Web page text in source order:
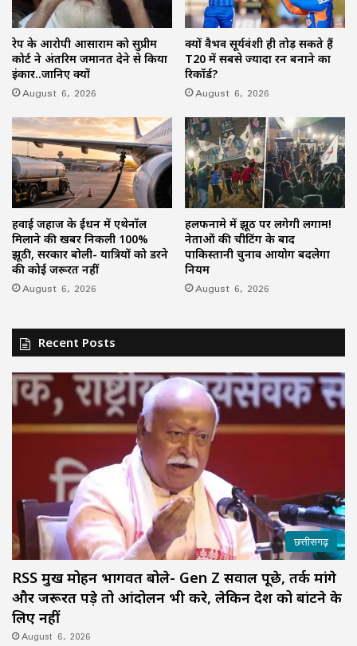
रेप के आरोपी आसाराम को सुप्रीम
कोर्ट ने अंतरिम जमानत देने से किया
इंकार..जानिए क्यों
August 6, 2026
क्यों वैभव सूर्यवंशी ही तोड़ सकते हैं
T20 में सबसे ज्यादा रन बनाने का
रिकॉर्ड?
August 6, 2026
हवाई जहाज के ईंधन में एथेनॉल
मिलाने की खबर निकली 100%
झूठी, सरकार बोली- यात्रियों को डरने
की कोई जरूरत नहीं
August 6, 2026
हलफनामे में झूठ पर लगेगी लगाम!
नेताओं की चीटिंग के बाद
पाकिस्तानी चुनाव आयोग बदलेगा
नियम
August 6, 2026
Recent Posts
छत्तीसगढ़
RSS प्रमुख मोहन भागवत बोले- Gen Z सवाल पूछे, तर्क मांगे
और जरूरत पड़े तो आंदोलन भी करे, लेकिन देश को बांटने के
लिए नहीं
August 6, 2026